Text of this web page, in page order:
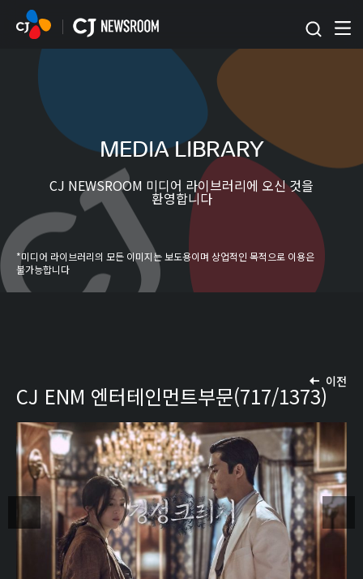
본문 바로가기
MEDIA LIBRARY
CJ NEWSROOM 미디어 라이브러리에 오신 것을
환영합니다
*미디어 라이브러리의 모든 이미지는 보도용이며 상업적인 목적으로 이용은
불가능합니다
이전
CJ ENM 엔터테인먼트부문(717/1373)